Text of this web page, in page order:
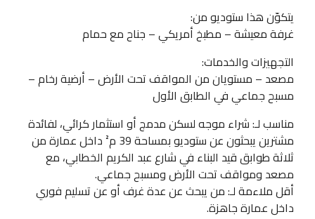
يتكوّن هذا ستوديو من:
غرفة معيشة – مطبخ أمريكي – جناح مع حمام
التجهيزات والخدمات:
مصعد – مستويان من المواقف تحت الأرض – أرضية رخام –
مسبح جماعي في الطابق الأول
مناسب لـ: شراء موجه لسكن مدمج أو استثمار كرائي، لفائدة
مشترين يبحثون عن ستوديو بمساحة 39 م² داخل عمارة من
ثلاثة طوابق قيد البناء في شارع عبد الكريم الخطابي، مع
مصعد ومواقف تحت الأرض ومسبح جماعي.
أقل ملاءمة لـ: من يبحث عن عدة غرف أو عن تسليم فوري
داخل عمارة جاهزة.